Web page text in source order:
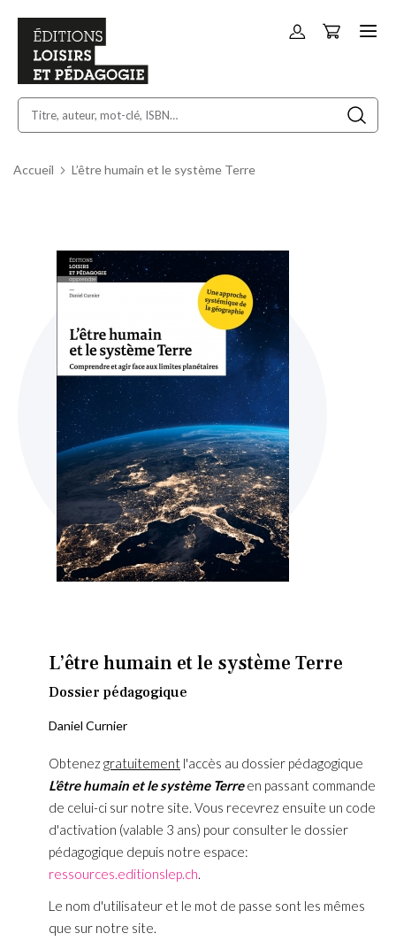
Allez
Panier
Accueil L’être humain et le système Terre
L’être humain et le système Terre
Dossier pédagogique
Daniel Curnier
Obtenezgratuitement l'accès au dossier pédagogique
L’être humain et le système Terreen passant commande
de celui-ci sur notre site. Vous recevrez ensuite un code
d'activation (valable 3 ans) pour consulter le dossier
pédagogique depuis notre espace:
ressources.editionslep.ch
Le nom d'utilisateur et le mot de passe sont les mêmes
que sur notre site.
Skip
to
the
the
images
gallery
beginning
of
the
gallery